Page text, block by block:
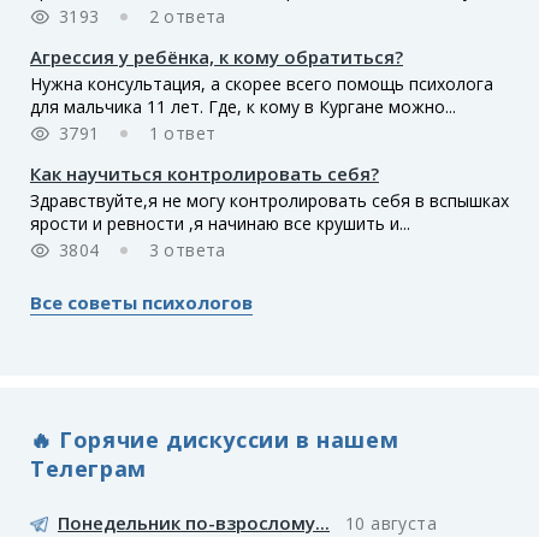
3193
2 ответа
Агрессия у ребёнка, к кому обратиться?
Нужна консультация, а скорее всего помощь психолога
для мальчика 11 лет. Где, к кому в Кургане можно...
3791
1 ответ
Как научиться контролировать себя?
Здравствуйте,я не могу контролировать себя в вспышках
ярости и ревности ,я начинаю все крушить и...
3804
3 ответа
Все советы психологов
🔥 Горячие дискуссии в нашем
Телеграм
Понедельник по-взрослому... 10 августа